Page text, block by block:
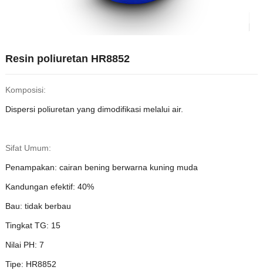
Resin poliuretan HR8852
Komposisi:
Dispersi poliuretan yang dimodifikasi melalui air.
Sifat Umum:
Penampakan: cairan bening berwarna kuning muda
Kandungan efektif: 40%
Bau: tidak berbau
Tingkat TG: 15
Nilai PH: 7
Tipe: HR8852